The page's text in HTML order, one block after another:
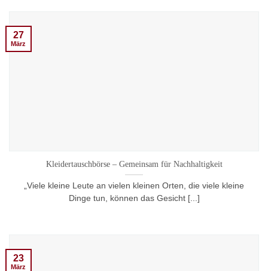
Kleidertauschbörse – Gemeinsam für Nachhaltigkeit
„Viele kleine Leute an vielen kleinen Orten, die viele kleine
Dinge tun, können das Gesicht [...]
27
März
23
März